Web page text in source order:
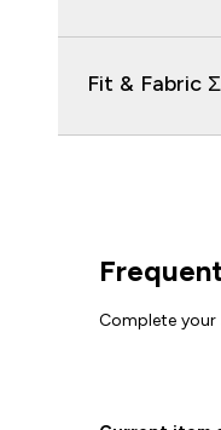
Fit & Fabric
Complete